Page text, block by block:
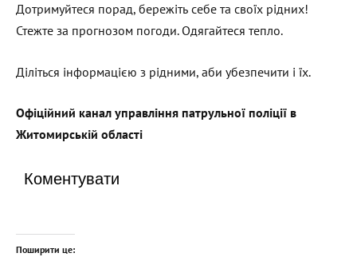
Дотримуйтеся порад, бережіть себе та своїх рідних!
Стежте за прогнозом погоди. Одягайтеся тепло.
Діліться інформацією з рідними, аби убезпечити і їх.
Офіційний канал управління патрульної поліції в
Житомирській області
Коментувати
Поширити це: